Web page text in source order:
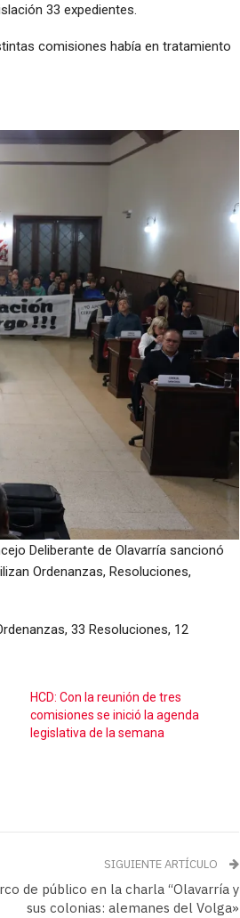
33 expedientes.
comisiones había en tratamiento
Deliberante de Olavarría sancionó
Ordenanzas, Resoluciones,
33 Resoluciones, 12
HCD: Con la reunión de tres
comisiones se inició la agenda
legislativa de la semana
SIGUIENTE ARTÍCULO
de público en la charla “Olavarría y
sus colonias: alemanes del Volga»